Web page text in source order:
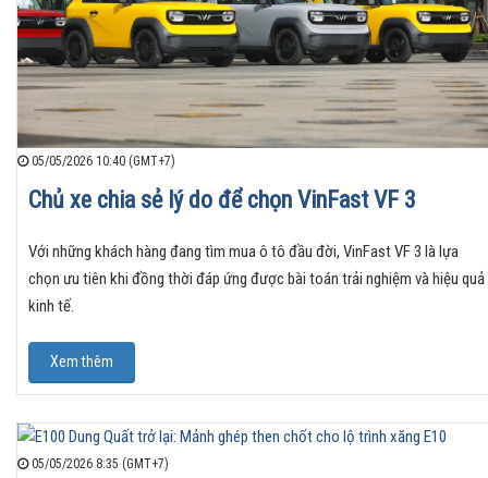
05/05/2026 10:40 (GMT+7)
Chủ xe chia sẻ lý do để chọn VinFast VF 3
Với những khách hàng đang tìm mua ô tô đầu đời, VinFast VF 3 là lựa
chọn ưu tiên khi đồng thời đáp ứng được bài toán trải nghiệm và hiệu quả
kinh tế.
Xem thêm
05/05/2026 8:35 (GMT+7)